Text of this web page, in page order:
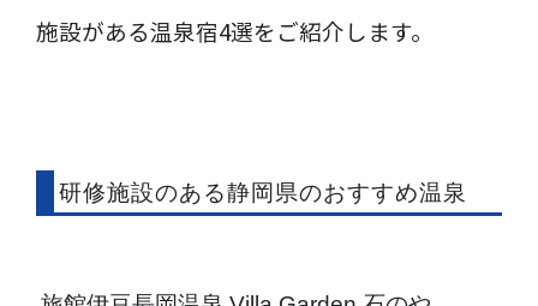
施設がある温泉宿4選をご紹介します。
研修施設のある静岡県のおすすめ温泉